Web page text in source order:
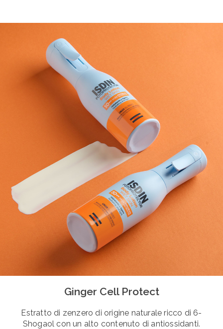
Ginger Cell Protect
Estratto di zenzero di origine naturale ricco di 6-
Shogaol con un alto contenuto di antiossidanti.